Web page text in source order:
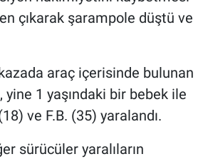
çıkarak şarampole düştü ve
araç içerisinde bulunan
yine 1 yaşındaki bir bebek ile
ve F.B. (35) yaralandı.
sürücüler yaralıların